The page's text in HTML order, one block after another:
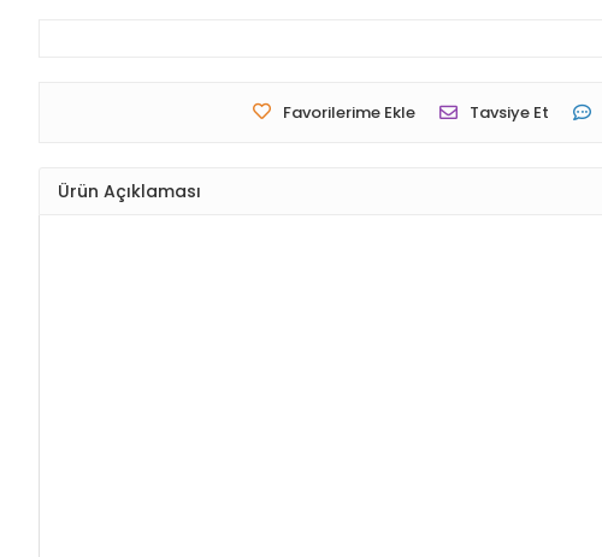
Favorilerime Ekle Tavsiye Et
Ürün Açıklaması